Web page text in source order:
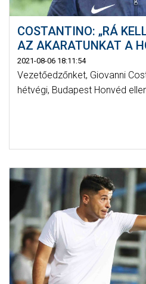
COSTANTINO: „RÁ
AZ AKARATUNKAT A
2021-08-06 18:11:54
Vezetőedzőnket, Giovanni
hétvégi, Budapest Honvéd